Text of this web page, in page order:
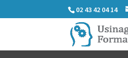
02 43 42 04 14